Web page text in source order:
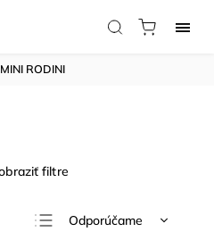
MINI RODINI
Odporúčame